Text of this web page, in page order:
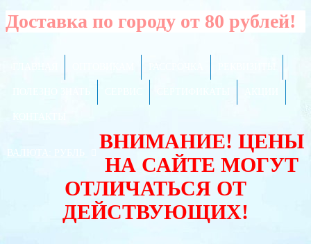
Доставка по городу от 80 рублей!
ВАЛЮТА:
ВНИМАНИЕ! ЦЕНЫ
НА САЙТЕ МОГУТ
ОТЛИЧАТЬСЯ ОТ
ДЕЙСТВУЮЩИХ!